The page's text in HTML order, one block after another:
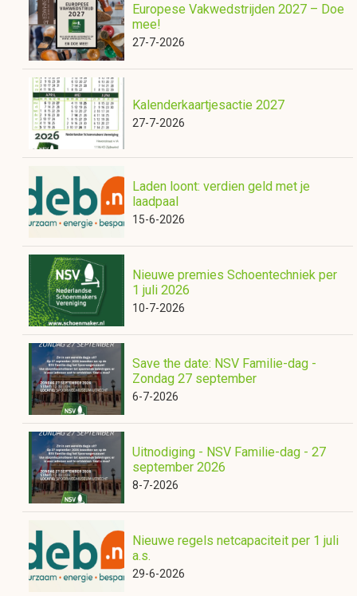
Europese Vakwedstrijden 2027 – Doe
mee!
27-7-2026
Kalenderkaartjesactie 2027
27-7-2026
Laden loont: verdien geld met je
laadpaal
15-6-2026
Nieuwe premies Schoentechniek per
1 juli 2026
10-7-2026
Save the date: NSV Familie-dag -
Zondag 27 september
6-7-2026
Uitnodiging - NSV Familie-dag - 27
september 2026
8-7-2026
Nieuwe regels netcapaciteit per 1 juli
a.s.
29-6-2026